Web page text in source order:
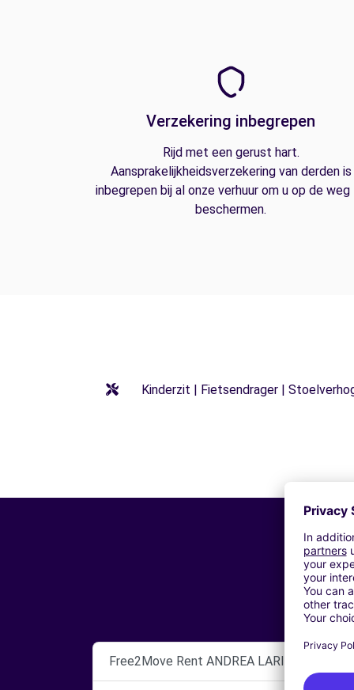
Verzekering inbegrepen
Rijd met een gerust hart.
Aansprakelijkheidsverzekering van derden is
inbegrepen bij al onze verhuur om u op de
beschermen.
Kinderzit | Fietsendrager |
Free2Move Rent ANDREA LARINI GROUP